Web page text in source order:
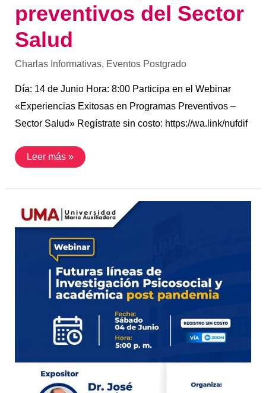
preventivos del Sector
Salud
Charlas Informativas, Eventos Postgrado
Día: 14 de Junio Hora: 8:00 Participa en el Webinar
«Experiencias Exitosas en Programas Preventivos –
Sector Salud» Regístrate sin costo: https://wa.link/nufdif
programas
preventivos
Sector
Salud
Leer más »
Jun
|
líneas
investigación
psicosocial
académica